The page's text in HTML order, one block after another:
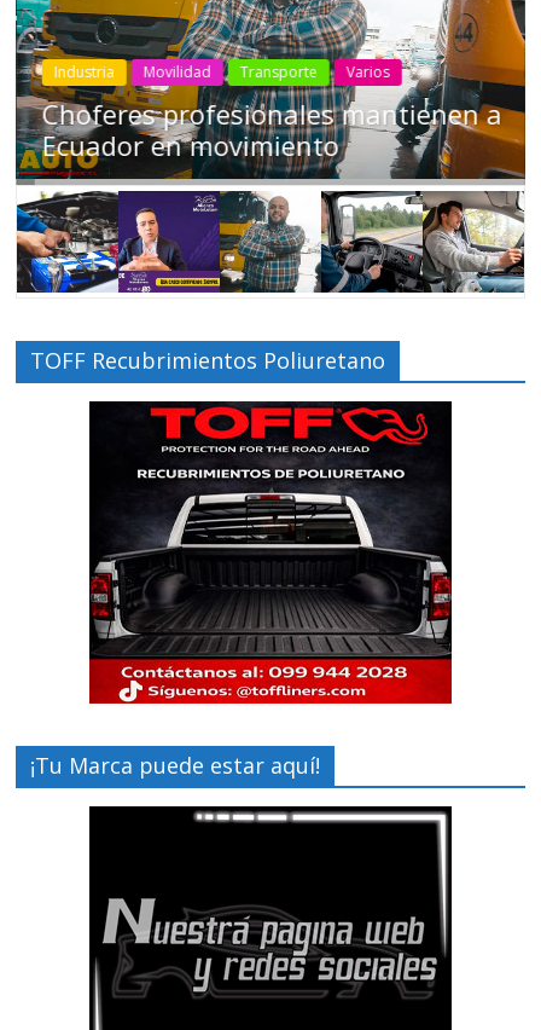
Industria Movilidad Transporte Varios
Choferes profesionales mantienen a
Ecuador en movimiento
TOFF Recubrimientos Poliuretano
¡Tu Marca puede estar aquí!